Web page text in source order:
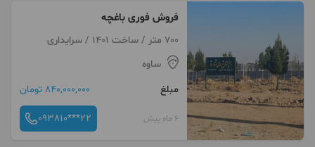
فروش فوری باغچه
700 متر / ساخت 1401 / سرایداری
ساوه
مبلغ
840,000,000 تومان
6 ماه پیش 093810***22